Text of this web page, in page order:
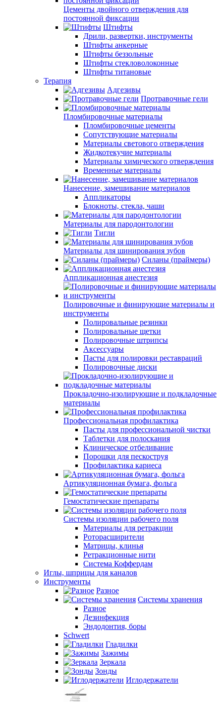
Цементы двойного отверждения для
постоянной фиксации
Штифты
Дрили, развертки, инструменты
Штифты анкерные
Штифты беззольные
Штифты стекловолоконные
Штифты титановые
Терапия
Адгезивы
Протравочные гели
Пломбировочные материалы
Пломбировочные цементы
Сопутствующие материалы
Материалы светового отверждения
Жидкотекучие материалы
Материалы химического отверждения
Временные материалы
Нанесение, замешивание материалов
Аппликаторы
Блокноты, стекла, чаши
Материалы для пародонтологии
Тигли
Материалы для шинирования зубов
Силаны (праймеры)
Аппликационная анестезия
Полировочные и финирующие материалы и
инструменты
Полировальные резинки
Полировальные щетки
Полировочные штрипсы
Аксессуары
Пасты для полировки реставраций
Полировочные диски
Прокладочно-изолирующие и подкладочные
материалы
Профессиональная профилактика
Пасты для профессиональной чистки
Таблетки для полоскания
Клиническое отбеливание
Порошки для пескоструя
Профилактика кариеса
Артикуляционная бумага, фольга
Гемостатические препараты
Системы изоляции рабочего поля
Материалы для ретракции
Роторасширители
Матрицы, клинья
Ретракционные нити
Система Коффердам
Иглы, шприцы для каналов
Инструменты
Разное
Системы хранения
Разное
Дезинфекция
Эндодонтия, боры
Schwert
Гладилки
Зажимы
Зеркала
Зонды
Иглодержатели